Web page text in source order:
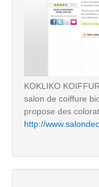
KOKLIKO
salon de coiffure
propose des
http://